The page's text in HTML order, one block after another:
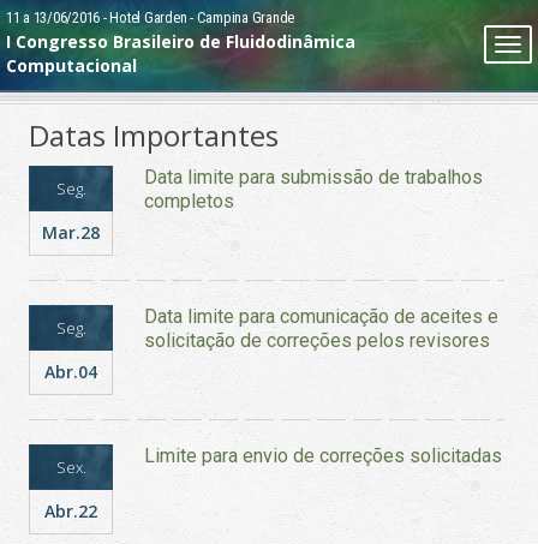
Pular
para
o
conteúdo
principal
11 a 13/06/2016 - Hotel Garden - Campina Grande
I Congresso Brasileiro de Fluidodinâmica
Computacional
HOME
EVENTO
INSCRIÇÕES
PROGRAMAÇÃO
TREINAMENTOS
CONTATO
Datas Importantes
Seg.
Mar.28
Data limite para submissão de trabalhos
completos
Seg.
Abr.04
Data limite para comunicação de aceites e
solicitação de correções pelos revisores
Sex.
Abr.22
Limite para envio de correções solicitadas